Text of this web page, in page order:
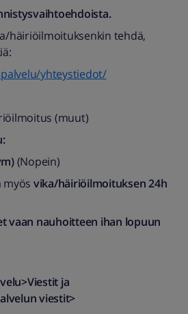
häiriöilmoituksenkin tehdä,
yhteystiedot/
(muut)
​ (Nopein)
myös vika/häiriöilmoituksen 24h
vaan nauhoitteen ihan lopuun
ja
viestit>